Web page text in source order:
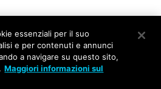
|Condizioni d'uso
Contatti
essenziali per il suo
e per contenuti e annunci
a navigare su questo sito,
Maggiori informazioni sul